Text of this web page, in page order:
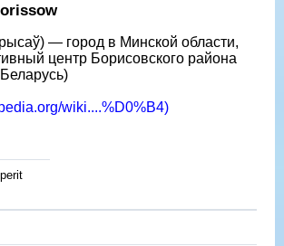
— город в Минской области,
центр Борисовского района
wiki....%D0%B4)